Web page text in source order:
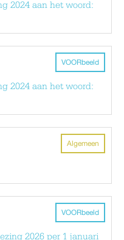
2024 aan het woord:
VOORbeeld
2024 aan het woord:
Algemeen
VOORbeeld
2026 per 1 januari